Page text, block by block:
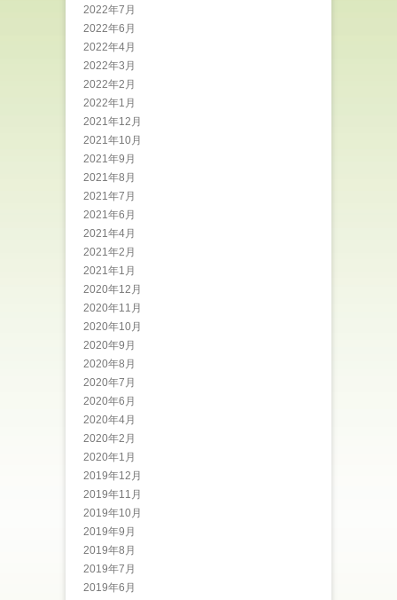
2022年7月
2022年6月
2022年4月
2022年3月
2022年2月
2022年1月
2021年12月
2021年10月
2021年9月
2021年8月
2021年7月
2021年6月
2021年4月
2021年2月
2021年1月
2020年12月
2020年11月
2020年10月
2020年9月
2020年8月
2020年7月
2020年6月
2020年4月
2020年2月
2020年1月
2019年12月
2019年11月
2019年10月
2019年9月
2019年8月
2019年7月
2019年6月